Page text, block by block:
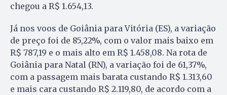
chegou a R$ 1.654,13.
Já nos voos de Goiânia para Vitória (ES), a variação
de preço foi de 85,22%, com o valor mais baixo em
R$ 787,19 e o mais alto em R$ 1.458,08. Na rota de
Goiânia para Natal (RN), a variação foi de 61,37%,
com a passagem mais barata custando R$ 1.313,60
e mais cara custando R$ 2.119,80, de acordo com a